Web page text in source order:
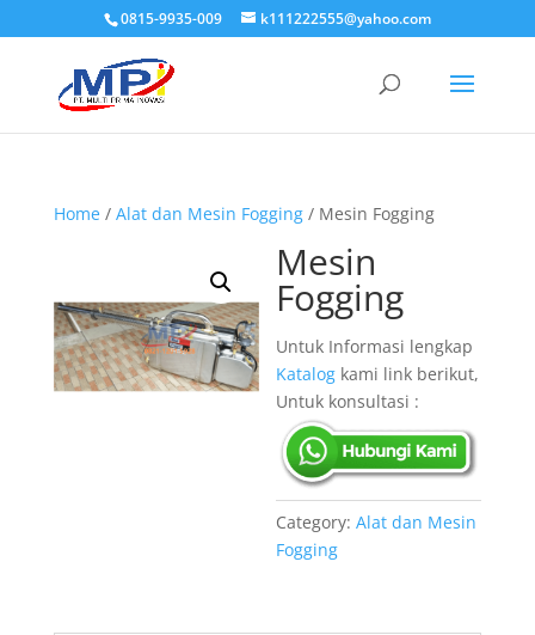
0815-9935-009 k111222555@yahoo.com
Home/ Alat dan Mesin Fogging/ Mesin Fogging
Mesin
Fogging
Untuk Informasi lengkap
Katalog kami link berikut,
Untuk konsultasi :
Category:Alat dan Mesin
Fogging